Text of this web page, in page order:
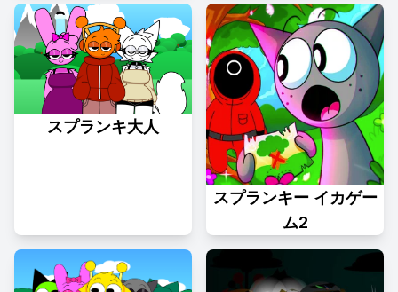
スプランキ大人
スプランキー イカゲー
ム2